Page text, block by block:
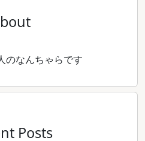
のなんちゃらです
Posts